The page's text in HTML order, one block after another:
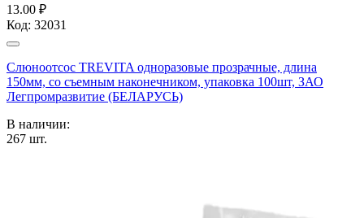
13.00 ₽
Код: 32031
Слюноотсос TREVITA одноразовые прозрачные, длина
150мм, со съемным наконечником, упаковка 100шт, ЗАО
Легпромразвитие (БЕЛАРУСЬ)
В наличии:
267 шт.